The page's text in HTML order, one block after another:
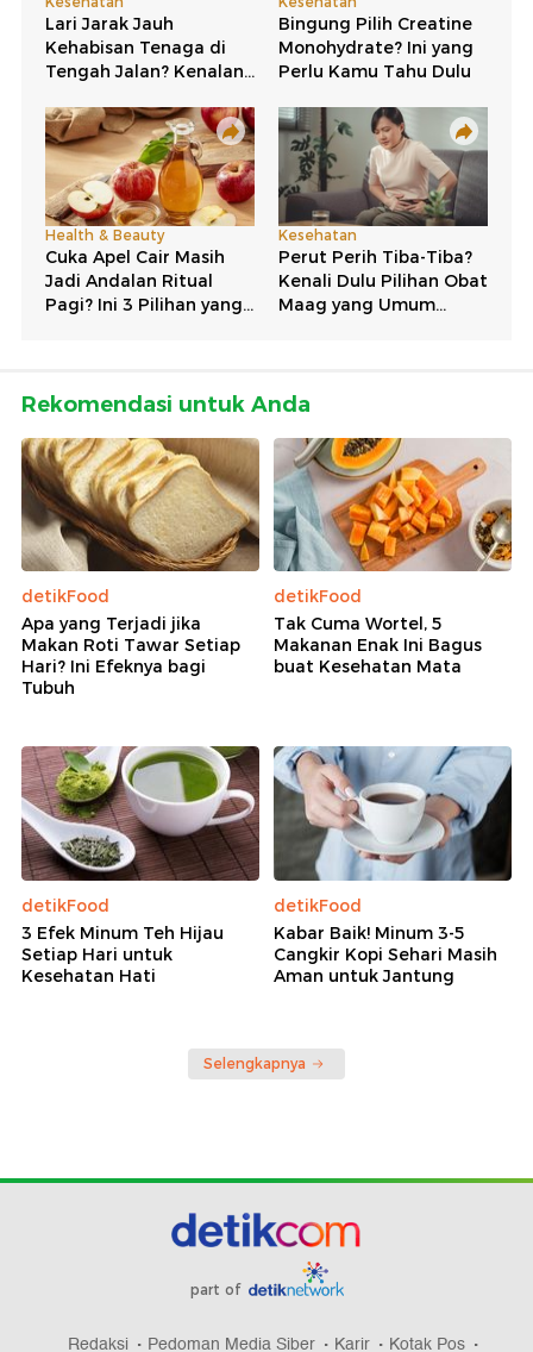
Rekomendasi untuk Anda
detikFood
Apa yang Terjadi jika
Makan Roti Tawar Setiap
Hari? Ini Efeknya bagi
Tubuh
detikFood
Tak Cuma Wortel, 5
Makanan Enak Ini Bagus
buat Kesehatan Mata
detikFood
3 Efek Minum Teh Hijau
Setiap Hari untuk
Kesehatan Hati
detikFood
Kabar Baik! Minum 3-5
Cangkir Kopi Sehari Masih
Aman untuk Jantung
Selengkapnya
part of
Redaksi Pedoman Media Siber Karir Kotak Pos